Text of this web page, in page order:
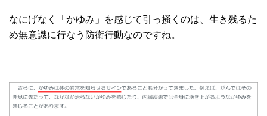
なにげなく「かゆみ」を感じて引っ掻くのは、生き残るた
め無意識に行なう防衛行動なのですね。